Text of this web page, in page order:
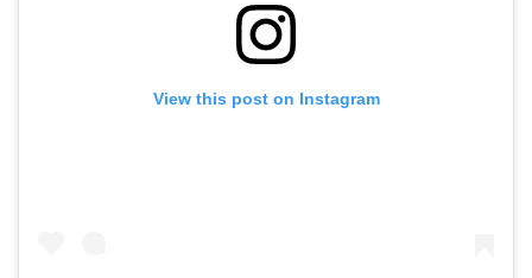
View this post on Instagram